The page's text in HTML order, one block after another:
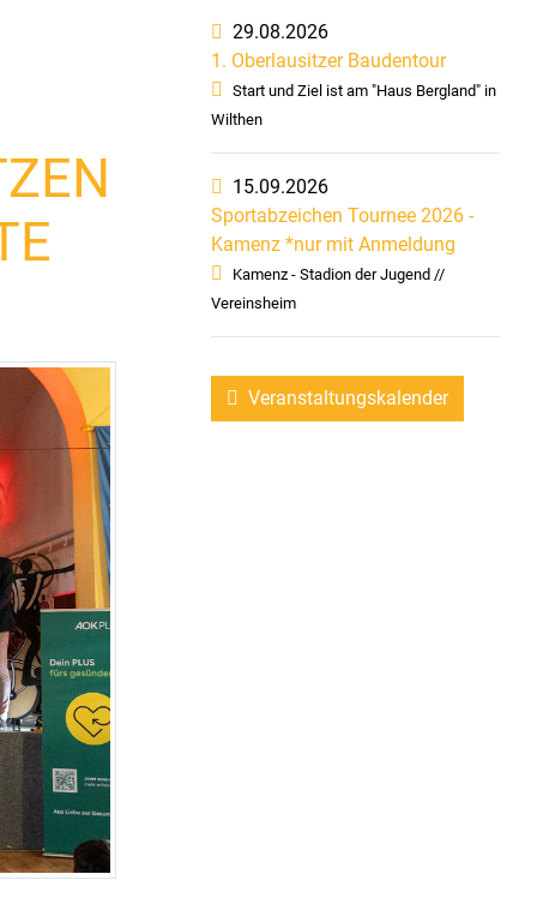
29.08.2026
1. Oberlausitzer Baudentour
Start und Ziel ist am "Haus Bergland" in
Wilthen
15.09.2026
Sportabzeichen Tournee 2026 -
Kamenz *nur mit Anmeldung
Kamenz - Stadion der Jugend //
Vereinsheim
Veranstaltungskalender